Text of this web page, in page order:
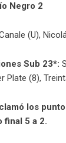
Negro 2
(U),
Sub 23*:
Plate (8),
los
final 5 a 2.